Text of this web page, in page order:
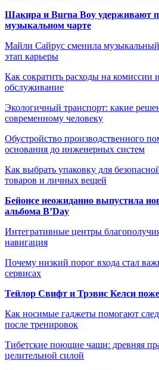
Шакира и Burna Boy удерживают
музыкальном чарте
Майли Сайрус сменила
этап карьеры
Как сократить расходы на комиссии
обслуживание
Экологичный транспорт: какие
современному человеку
Обустройство производственного
основания до инженерных систем
Как выбрать упаковку для
товаров и личных вещей
Бейонсе неожиданно выпустила
альбома B’Day
Интегративные центры
навигация
Почему низкий порог входа стал
сервисах
Тейлор Свифт и Трэвис Келси
Как носимые гаджеты помогают
после тренировок
Тибетские поющие чаши: древняя
целительной силой